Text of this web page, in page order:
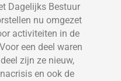
Dagelijks Bestuur
nu omgezet
activiteiten in de
een deel waren
zijn ze nieuw,
en ook de